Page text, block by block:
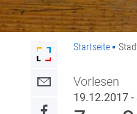
Link zur Startseite der
Link zum
Startseite
Vorlesen
19.12.2017